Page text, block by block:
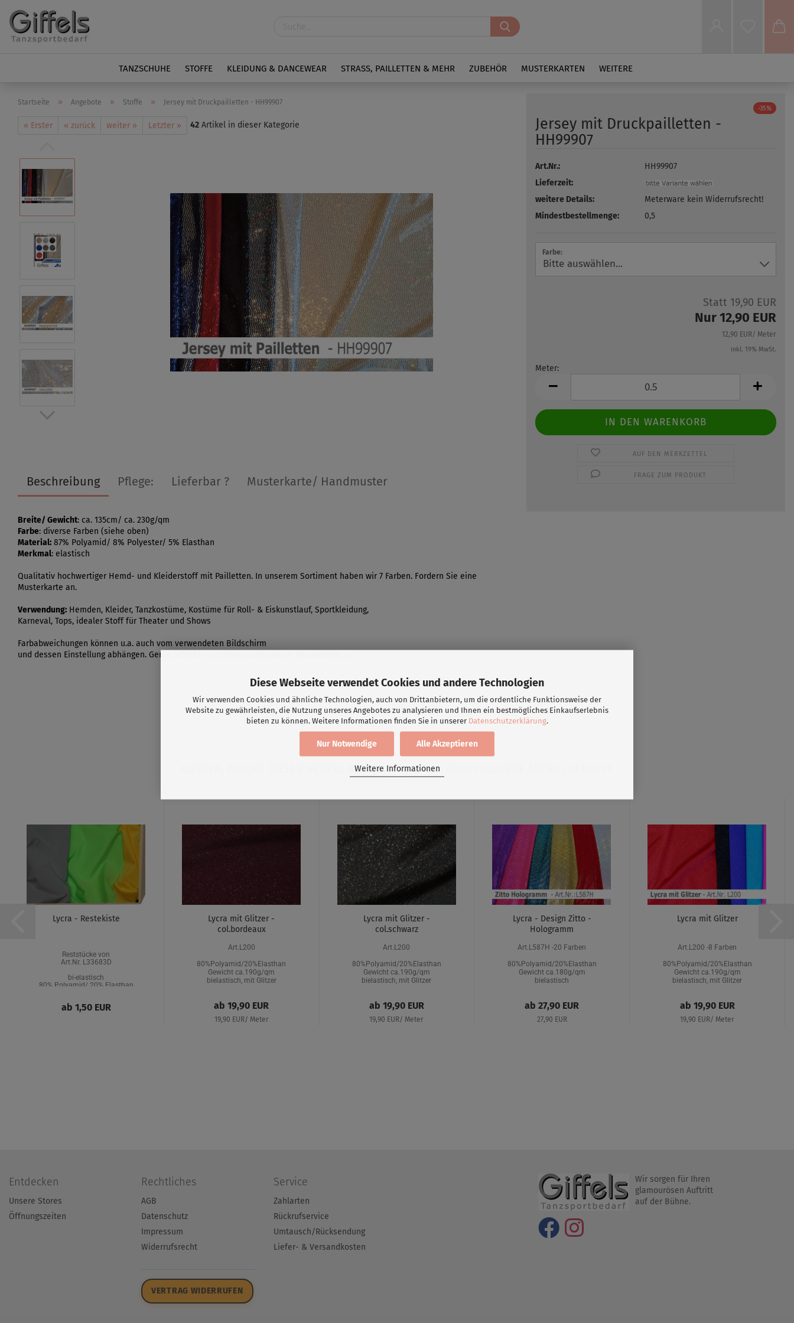
Diese Webseite verwendet Cookies und andere Technologien
Wir verwenden Cookies und ähnliche Technologien, auch von Drittanbietern, um die ordentliche Funktionsweise der
Website zu gewährleisten, die Nutzung unseres Angebotes zu analysieren und Ihnen ein bestmögliches Einkaufserlebnis
bieten zu können. Weitere Informationen finden Sie in unserer Datenschutzerklärung.
Alle Akzeptieren
Nur Notwendige
Weitere Informationen
TANZSCHUHE STOFFE KLEIDUNG & DANCEWEAR STRASS, PAILLETTEN & MEHR ZUBEHÖR MUSTERKARTEN WEITERE
Startseite » Angebote » Stoffe » Jersey mit Druckpailletten - HH99907
« Erster « zurück weiter » Letzter » 42 Artikel in dieser Kategorie
-35%
Jersey mit Druckpailletten -
HH99907
Art.Nr.:
HH99907
Lieferzeit:
weitere Details:
Meterware kein Widerrufsrecht!
Mindestbestellmenge:
0,5
Farbe:
Statt 19,90 EUR
Nur 12,90 EUR
12,90 EUR/ Meter
inkl. 19% MwSt.
Meter:
Meter
AUF DEN MERKZETTEL
FRAGE ZUM PRODUKT
Beschreibung Pflege: Lieferbar ? Musterkarte/ Handmuster
Breite/ Gewicht: ca. 135cm/ ca. 230g/qm
Farbe: diverse Farben (siehe oben)
Material: 87% Polyamid/ 8% Polyester/ 5% Elasthan
Merkmal: elastisch
Qualitativ hochwertiger Hemd- und Kleiderstoff mit Pailletten. In unserem Sortiment haben wir 7 Farben. Fordern Sie eine
Musterkarte an.
Verwendung: Hemden, Kleider, Tanzkostüme, Kostüme für Roll- & Eiskunstlauf, Sportkleidung,
Karneval, Tops, idealer Stoff für Theater und Shows
Farbabweichungen können u.a. auch vom verwendeten Bildschirm
und dessen Einstellung abhängen. Gerne schicken wir Ihnen auch unsere Musterkarte zu.
KUNDEN, WELCHE DIESEN ARTIKEL BESTELLTEN, HABEN AUCH FOLGENDE ARTIKEL GEKAUFT:
Lycra - Restekiste
Reststücke von
Art.Nr. L33683D
bi-elastisch
80% Polyamid/ 20% Elasthan
Gewicht:
ab 1,50 EUR
Lycra mit Glitzer -
col.bordeaux
Art.L200
80%Polyamid/20%Elasthan
Gewicht ca.190g/qm
bielastisch, mit Glitzer
ab 19,90 EUR
19,90 EUR/ Meter
Lycra mit Glitzer -
col.schwarz
Art.L200
80%Polyamid/20%Elasthan
Gewicht ca.190g/qm
bielastisch, mit Glitzer
ab 19,90 EUR
19,90 EUR/ Meter
Lycra - Design Zitto -
Hologramm
Art.L587H -20 Farben
80%Polyamid/20%Elasthan
Gewicht ca.180g/qm
bielastisch
ab 27,90 EUR
27,90 EUR
Lycra mit Glitzer
Art.L200 -8 Farben
80%Polyamid/20%Elasthan
Gewicht ca.190g/qm
bielastisch, mit Glitzer
ab 19,90 EUR
19,90 EUR/ Meter
Entdecken
Unsere Stores
Öffnungszeiten
Rechtliches
AGB
Datenschutz
Impressum
Widerrufsrecht
VERTRAG WIDERRUFEN
Service
Zahlarten
Rückrufservice
Umtausch/Rücksendung
Liefer- & Versandkosten
Wir sorgen für Ihren
glamourösen Auftritt
auf der Bühne.